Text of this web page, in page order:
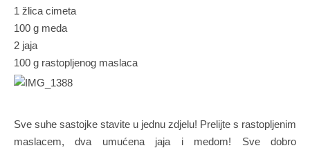
1 žlica cimeta
100 g meda
2 jaja
100 g rastopljenog maslaca
Sve suhe sastojke stavite u jednu zdjelu! Prelijte s rastopljenim
maslacem, dva umućena jaja i medom! Sve dobro